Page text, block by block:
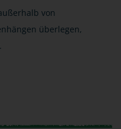
von
überlegen,